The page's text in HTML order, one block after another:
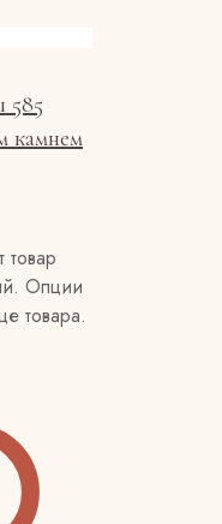
585
камнем
товар
Опции
товара.